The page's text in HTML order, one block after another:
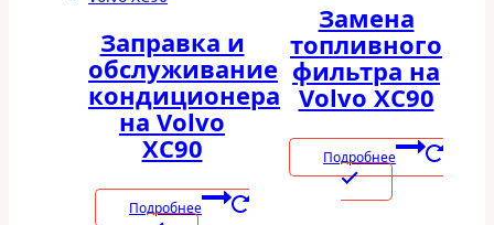
Заправка и
обслуживание
кондиционера
на Volvo
XC90
Подробнее
Замена
топливного
фильтра на
Volvo XC90
Подробнее